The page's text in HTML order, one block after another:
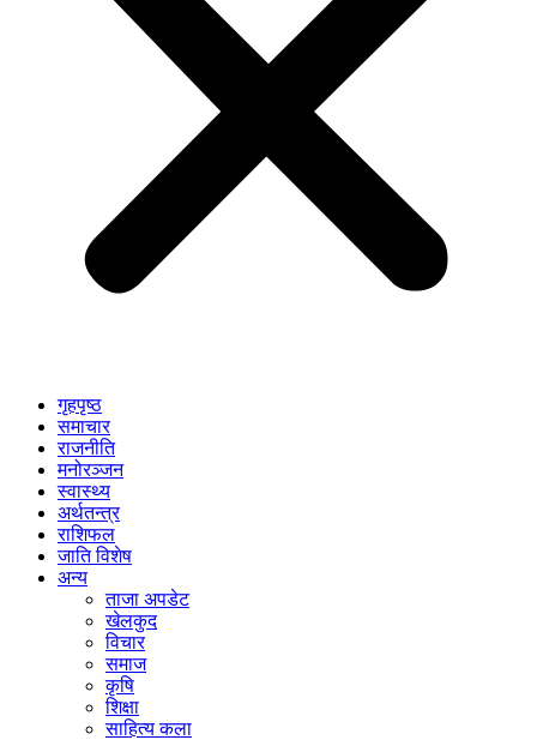
गृहपृष्ठ
समाचार
राजनीति
मनोरञ्जन
स्वास्थ्य
अर्थतन्त्र
राशिफल
जाति विशेष
अन्य
ताजा अपडेट
खेलकुद
विचार
समाज
कृषि
शिक्षा
साहित्य कला